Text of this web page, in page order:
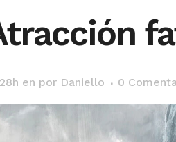
en por Daniello 0